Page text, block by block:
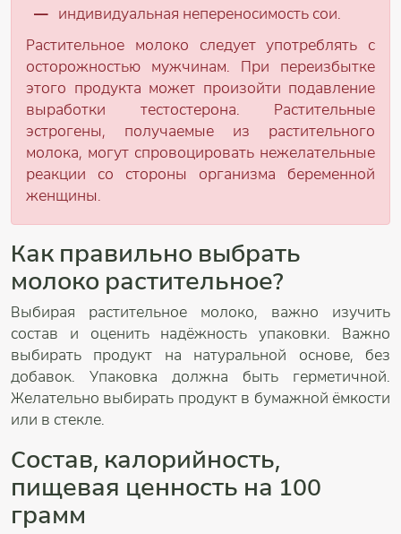
индивидуальная непереносимость сои.
Растительное молоко следует употреблять с
осторожностью мужчинам. При переизбытке
этого продукта может произойти подавление
выработки тестостерона. Растительные
эстрогены, получаемые из растительного
молока, могут спровоцировать нежелательные
реакции со стороны организма беременной
женщины.
Как правильно выбрать
молоко растительное?
Выбирая растительное молоко, важно изучить
состав и оценить надёжность упаковки. Важно
выбирать продукт на натуральной основе, без
добавок. Упаковка должна быть герметичной.
Желательно выбирать продукт в бумажной ёмкости
или в стекле.
Состав, калорийность,
пищевая ценность на 100
грамм